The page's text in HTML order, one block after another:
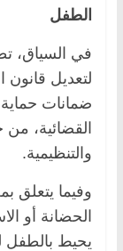
الطفل
في السياق،
لتعديل قانون
ضمانات حماية
القضائية،
والتنظيمية.
وفيما يتعلق
الحضانة أو
يحيط بالطفل